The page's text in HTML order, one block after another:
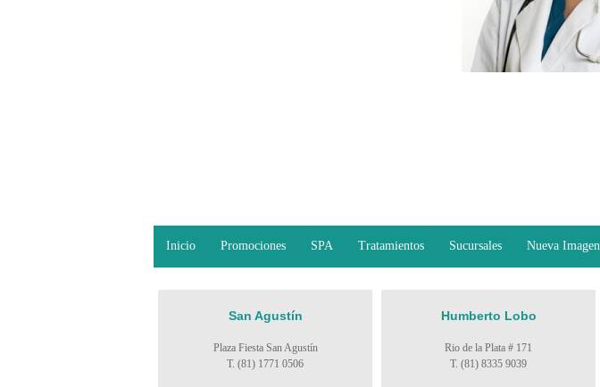
Inicio Promociones SPA Tratamientos Sucursales Nueva Imagen
San Agustín
Plaza Fiesta San Agustín
T. (81) 1771 0506
Humberto Lobo
Rio de la Plata # 171
T. (81) 8335 9039